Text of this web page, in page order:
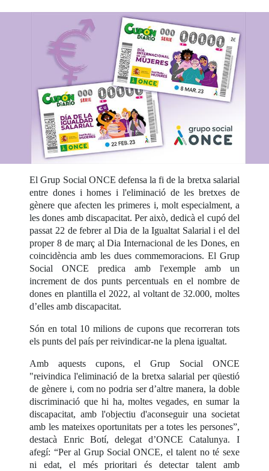
El Grup Social ONCE defensa la fi de la bretxa salarial
entre dones i homes i l'eliminació de les bretxes de
gènere que afecten les primeres i, molt especialment, a
les dones amb discapacitat. Per això, dedicà el cupó del
passat 22 de febrer al Dia de la Igualtat Salarial i el del
proper 8 de març al Dia Internacional de les Dones, en
coincidència amb les dues commemoracions. El Grup
Social ONCE predica amb l'exemple amb un
increment de dos punts percentuals en el nombre de
dones en plantilla el 2022, al voltant de 32.000, moltes
d’elles amb discapacitat.
Són en total 10 milions de cupons que recorreran tots
els punts del país per reivindicar-ne la plena igualtat.
Amb aquests cupons, el Grup Social ONCE
"reivindica l'eliminació de la bretxa salarial per qüestió
de gènere i, com no podria ser d’altre manera, la doble
discriminació que hi ha, moltes vegades, en sumar la
discapacitat, amb l'objectiu d'aconseguir una societat
amb les mateixes oportunitats per a totes les persones”,
destacà Enric Botí, delegat d’ONCE Catalunya. I
afegí: “Per al Grup Social ONCE, el talent no té sexe
ni edat, el més prioritari és detectar talent amb